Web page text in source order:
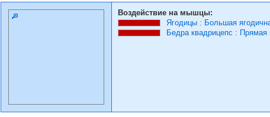
Воздействие на мышцы:
Ягодицы : Большая
Бедра квадрицепс :